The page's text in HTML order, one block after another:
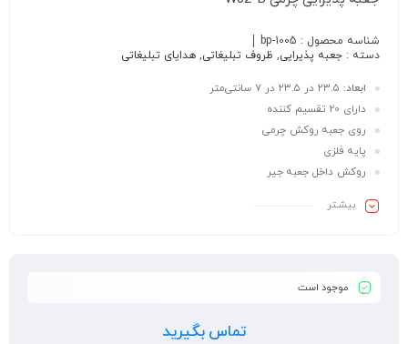
شناسه محصول : bp-1005
دسته : جعبه پذیرایی, ظروف تبلیغاتی, هدایای تبلیغاتی
ابعاد:
دارای 20 تقسیم کننده
روی جعبه روکش چرمی
پایه فلزی
روکش داخل جعبه جیر
بیشـتر
موجود است
تماس بگیرید